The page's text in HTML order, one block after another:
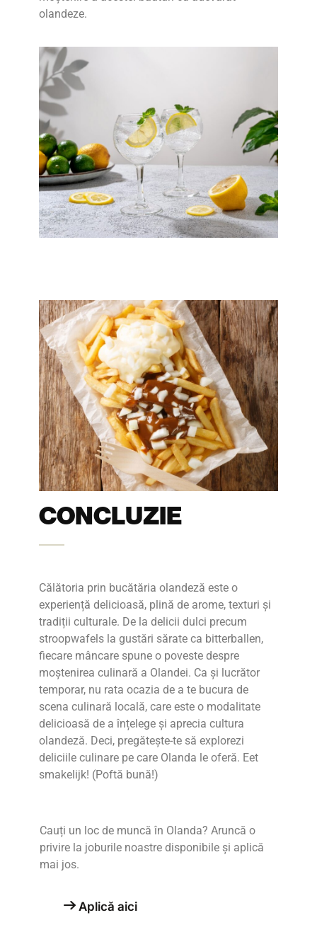
olandeze.
CONCLUZIE
Călătoria prin bucătăria olandeză este o
experiență delicioasă, plină de arome, texturi și
tradiții culturale. De la delicii dulci precum
stroopwafels la gustări sărate ca bitterballen,
fiecare mâncare spune o poveste despre
moștenirea culinară a Olandei. Ca și lucrător
temporar, nu rata ocazia de a te bucura de
scena culinară locală, care este o modalitate
delicioasă de a înțelege și aprecia cultura
olandeză. Deci, pregătește-te să explorezi
deliciile culinare pe care Olanda le oferă. Eet
smakelijk! (Poftă bună!)
Cauți un loc de muncă în Olanda? Aruncă o
privire la joburile noastre disponibile și aplică
mai jos.
Aplică aici